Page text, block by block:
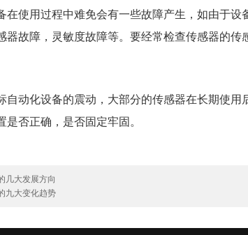
在使用过程中难免会有一些故障产生，如由于设
器故障，灵敏度故障等。要经常检查传感器的
自动化设备的震动，大部分的传感器在长期使
是否正确，是否固定牢固。
几大发展方向
九大变化趋势